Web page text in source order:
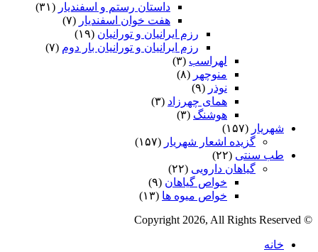
داستان رستم و اسفندیار (۳۱)
هفت خوان اسفندیار (۷)
رزم ایرانیان و تورانیان (۱۹)
رزم ایرانیان و تورانیان بار دوم (۷)
لهراسب (۳)
منوچهر (۸)
نوذر (۹)
هماى چهرزاد (۳)
هوشنگ (۳)
شهریار (۱۵۷)
گزیده اشعار شهریار (۱۵۷)
طب سنتی (۲۲)
گیاهان دارویی (۲۲)
خواص گیاهان (۹)
خواص میوه ها (۱۳)
© Copyright 2026, All Rights Reserved
خانه